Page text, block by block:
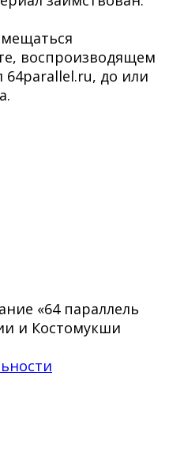
воспроизводящем
до или
«64 параллель
и Костомукши